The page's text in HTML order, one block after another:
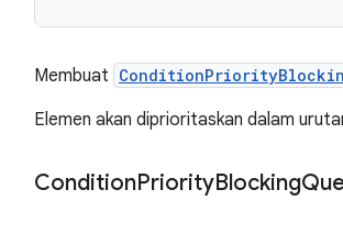
Membuat
Elemen akan diprioritaskan dalam
ConditionPriorityBlocking